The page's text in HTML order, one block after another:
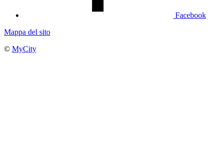
Facebook
Mappa del sito
© MyCity